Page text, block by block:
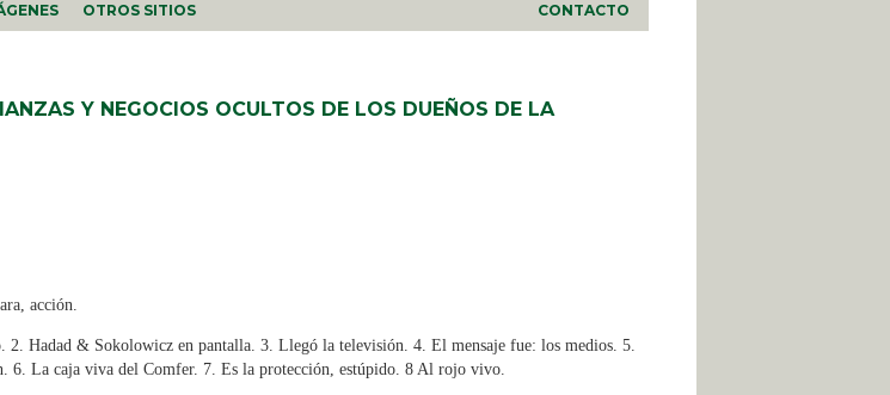
OTROS SITIOS CONTACTO
Y NEGOCIOS OCULTOS DE LOS DUEÑOS DE LA
acción.
2. Hadad & Sokolowicz en pantalla. 3. Llegó la televisión. 4. El mensaje fue: los medios. 5.
6. La caja viva del Comfer. 7. Es la protección, estúpido. 8 Al rojo vivo.